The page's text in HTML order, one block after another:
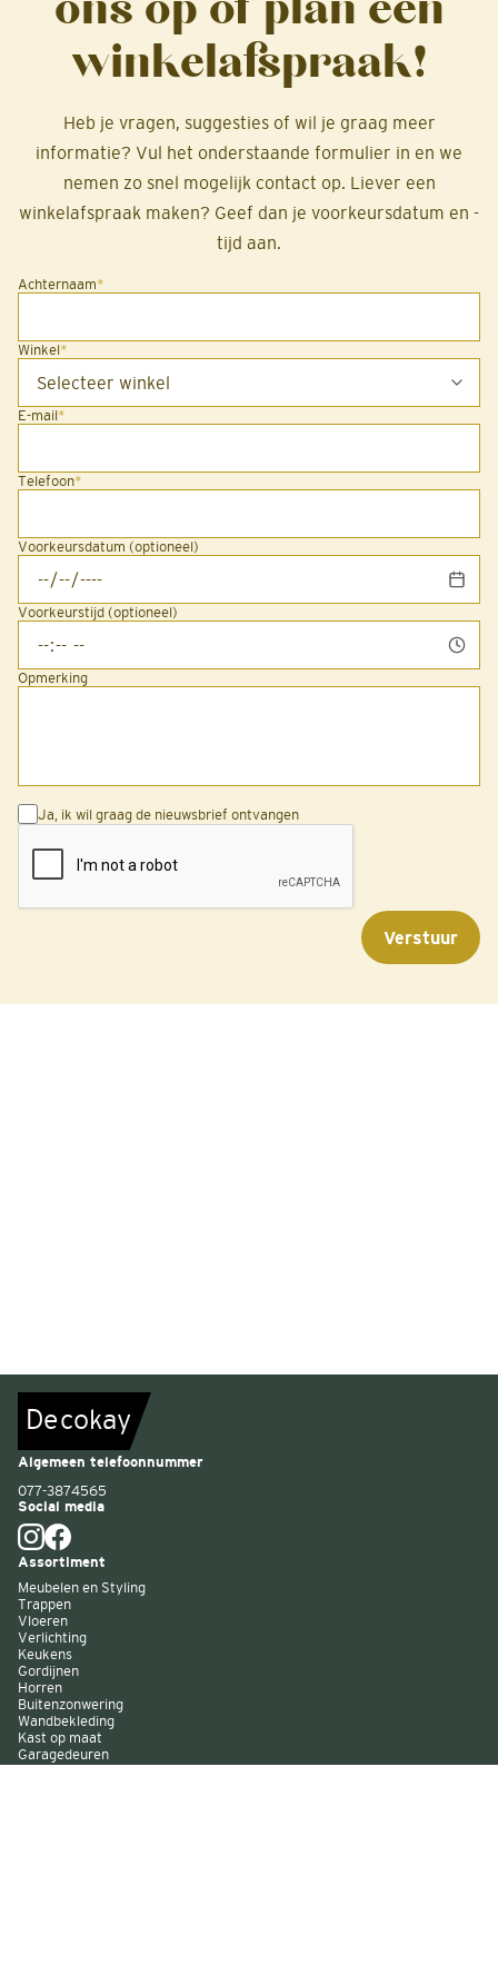
winkelafspraak!
Heb je vragen, suggesties of wil je graag meer
informatie? Vul het onderstaande formulier in en we
nemen zo snel mogelijk contact op. Liever een
winkelafspraak maken? Geef dan je voorkeursdatum en -
tijd aan.
Achternaam*
Winkel*
E-mail*
Telefoon*
Voorkeursdatum (optioneel)
Voorkeurstijd (optioneel)
Opmerking
Ja, ik wil graag de nieuwsbrief ontvangen
Decokay
Algemeen telefoonnummer
077-3874565
Social media
Assortiment
Meubelen en Styling
Trappen
Vloeren
Verlichting
Keukens
Gordijnen
Horren
Buitenzonwering
Wandbekleding
Kast op maat
Garagedeuren
Binnenverf